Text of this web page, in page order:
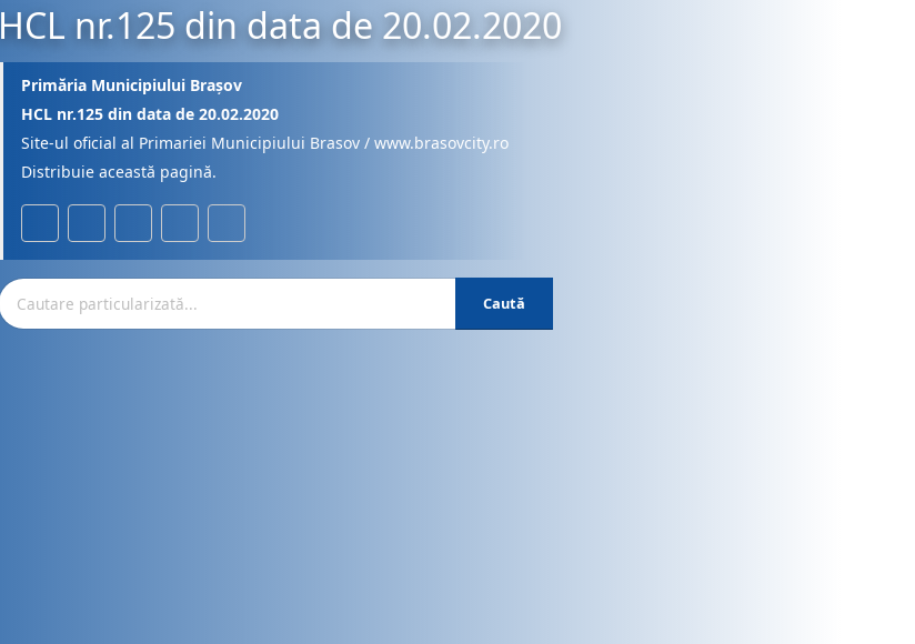
HCL nr.125 din data de 20.02.2020
Primăria Municipiului Brașov
HCL nr.125 din data de 20.02.2020
Site-ul oficial al Primariei Municipiului Brasov / www.brasovcity.ro
Distribuie această pagină.
Caută